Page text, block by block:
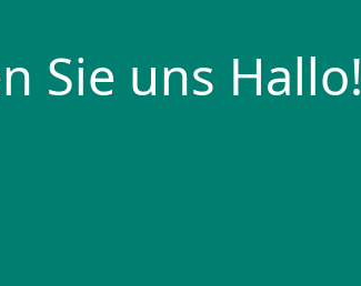
Sie uns Hallo!